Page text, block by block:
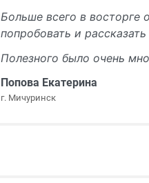
Больше всего в восторге
попробовать и
Полезного было очень
Попова Екатерина
г. Мичуринск